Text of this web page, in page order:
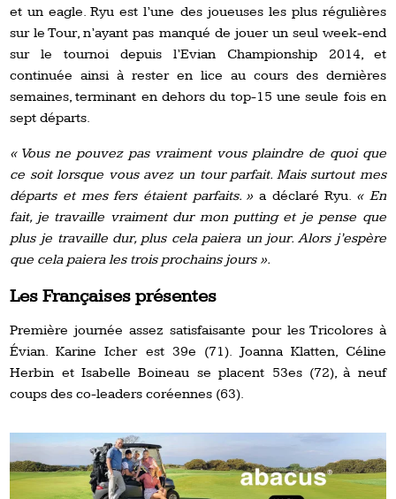
et un eagle. Ryu est l’une des joueuses les plus régulières
sur le Tour, n’ayant pas manqué de jouer un seul week-end
sur le tournoi depuis l’Evian Championship 2014, et
continuée ainsi à rester en lice au cours des dernières
semaines, terminant en dehors du top-15 une seule fois en
sept départs.
« Vous ne pouvez pas vraiment vous plaindre de quoi que
ce soit lorsque vous avez un tour parfait. Mais surtout mes
départs et mes fers étaient parfaits. » a déclaré Ryu. « En
fait, je travaille vraiment dur mon putting et je pense que
plus je travaille dur, plus cela paiera un jour. Alors j’espère
que cela paiera les trois prochains jours ».
Les Françaises présentes
Première journée assez satisfaisante pour les Tricolores à
Évian. Karine Icher est 39e (71). Joanna Klatten, Céline
Herbin et Isabelle Boineau se placent 53es (72), à neuf
coups des co-leaders coréennes (63).